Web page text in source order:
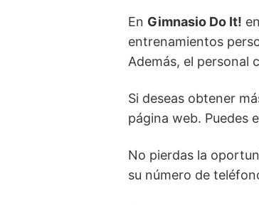
En Gimnasio Do It!
entrenamientos
Además, el personal
Si deseas obtener
página web. Puedes
No pierdas la
su número de